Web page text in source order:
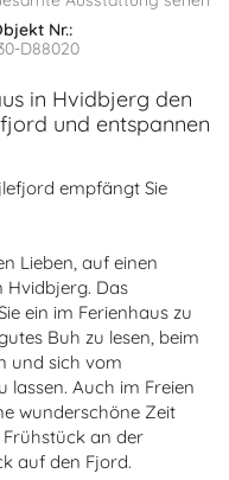
Nr.:
D88020
in Hvidbjerg den
und entspannen
empfängt Sie
Lieben, auf einen
Hvidbjerg. Das
ein im Ferienhaus zu
Buh zu lesen, beim
und sich vom
lassen. Auch im Freien
wunderschöne Zeit
Frühstück an der
auf den Fjord.